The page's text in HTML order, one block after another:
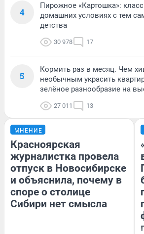
4
Пирожное «Картошка»:
домашних условиях с тем
детства
30 978 17
5
Кормить раз в месяц. Чем
необычным украсить
зелёное разнообразие на
27 011 13
МНЕНИЕ
Красноярская
журналистка провела
отпуск в Новосибирске
и объяснила, почему в
споре о столице
Сибири нет смысла